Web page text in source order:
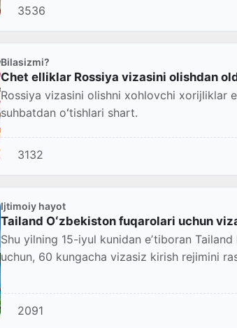
3536
Bilasizmi?
Chet elliklar Rossiya vizasini olishdan
Rossiya vizasini olishni xohlovchi xorijliklar
suhbatdan oʻtishlari shart.
3132
Ijtimoiy hayot
Tailand Oʻzbekiston fuqarolari uchun
Shu yilning 15-iyul kunidan eʼtiboran
uchun, 60 kungacha vizasiz kirish rejimini
2091